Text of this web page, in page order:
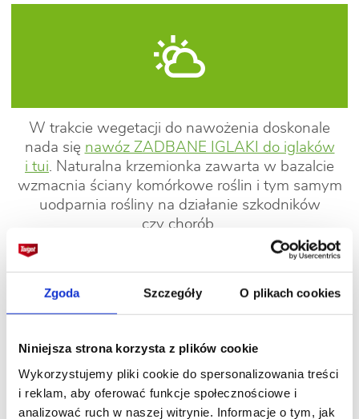
Zgoda Szczegóły O plikach cookies
Niniejsza strona korzysta z plików cookie
Wykorzystujemy pliki cookie do spersonalizowania treści
i reklam, aby oferować funkcje społecznościowe i
analizować ruch w naszej witrynie. Informacje o tym, jak
W trakcie wegetacji do nawożenia doskonale
nada się nawóz ZADBANE IGLAKI do iglaków
i tui. Naturalna krzemionka zawarta w bazalcie
wzmacnia ściany komórkowe roślin i tym samym
uodparnia rośliny na działanie szkodników
czy chorób.